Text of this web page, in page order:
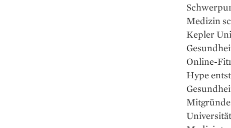
Medizin
Kepler
Online-
Hype